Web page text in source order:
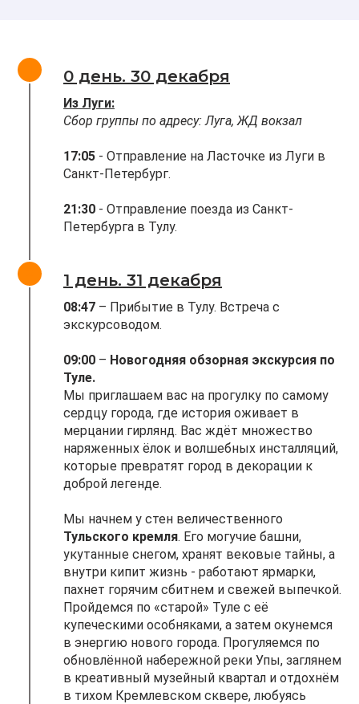
0 день. 30 декабря
Из Луги:
Сбор группы по адресу: Луга, ЖД вокзал
17:05 - Отправление на Ласточке из Луги в
Санкт-Петербург.
21:30 - Отправление поезда из Санкт-
Петербурга в Тулу.
1 день. 31 декабря
08:47 – Прибытие в Тулу. Встреча с
экскурсоводом.
09:00 – Новогодняя обзорная экскурсия по
Туле.
Мы приглашаем вас на прогулку по самому
сердцу города, где история оживает в
мерцании гирлянд. Вас ждёт множество
наряженных ёлок и волшебных инсталляций,
которые превратят город в декорации к
доброй легенде.
Мы начнем у стен величественного
Тульского кремля. Его могучие башни,
укутанные снегом, хранят вековые тайны, а
внутри кипит жизнь - работают ярмарки,
пахнет горячим сбитнем и свежей выпечкой.
Пройдемся по «старой» Туле с её
купеческими особняками, а затем окунемся
в энергию нового города. Прогуляемся по
обновлённой набережной реки Упы, заглянем
в креативный музейный квартал и отдохнём
в тихом Кремлевском сквере, любуясь